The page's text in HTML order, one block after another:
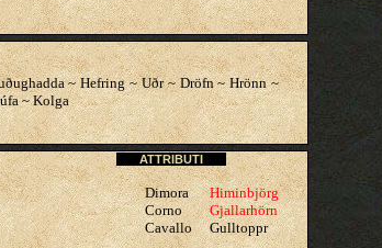
~Hefring ~ Uðr ~ Dröfn ~ Hrönn ~
~ Kolga
ATTRIBUTI
Dimora
Corno
Cavallo
Himinbjörg
Gjallarhörn
Gulltoppr